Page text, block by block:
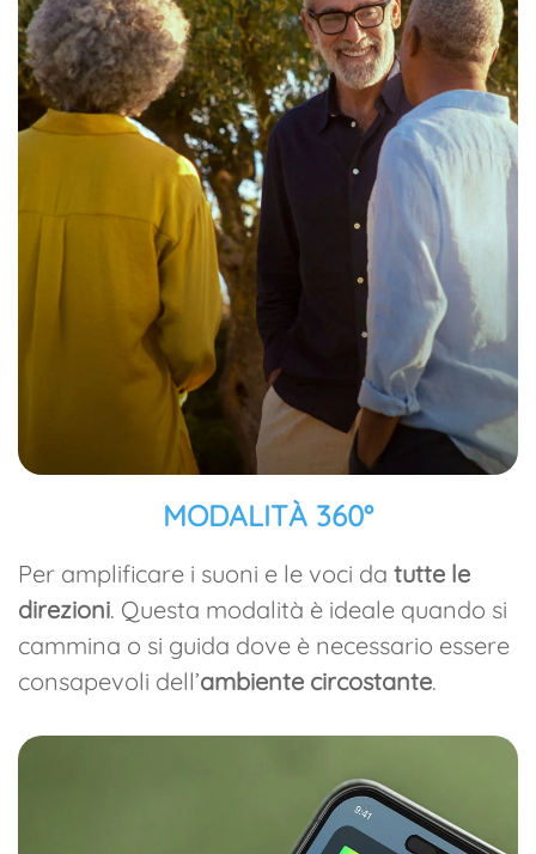
MODALITÀ 360°
Per amplificare i suoni e le voci da tutte le
direzioni. Questa modalità è ideale quando si
cammina o si guida dove è necessario essere
consapevoli dell’ambiente circostante.